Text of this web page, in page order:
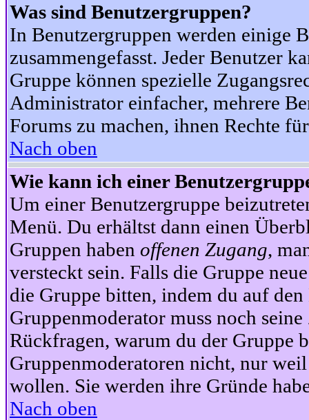
Was sind Benutzergruppen?
In Benutzergruppen werden einige
zusammengefasst. Jeder Benutzer
Gruppe können spezielle
Administrator einfacher, mehrere
Forums zu machen, ihnen Rechte
Nach oben
Wie kann ich einer
Um einer Benutzergruppe
Menü. Du erhältst dann einen
Gruppen haben offenen Zugang,
versteckt sein. Falls die Gruppe
die Gruppe bitten, indem du auf
Gruppenmoderator muss noch
Rückfragen, warum du der Gruppe
Gruppenmoderatoren nicht, nur
wollen. Sie werden ihre Gründe
Nach oben